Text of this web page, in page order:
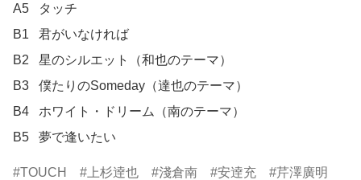
A5	タッチ
B1	君がいなければ
B2	星のシルエット（和也のテーマ）
B3	僕たりのSomeday（達也のテーマ）
B4	ホワイト・ドリーム（南のテーマ）
B5	夢で逢いたい
TOUCH 上杉逹也 淺倉南 安逹充
芹澤廣明